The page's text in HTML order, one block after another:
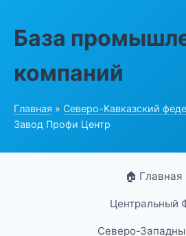
База
компаний
Главная » Северо-Кавказский
Завод Профи Центр
🏠 Главная
Центральный
Северо-